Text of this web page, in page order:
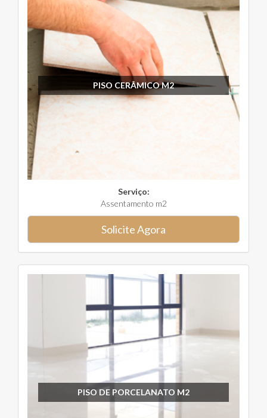
PISO CERÂMICO M2
Serviço:
Assentamento m2
Solicite Agora
PISO DE PORCELANATO M2